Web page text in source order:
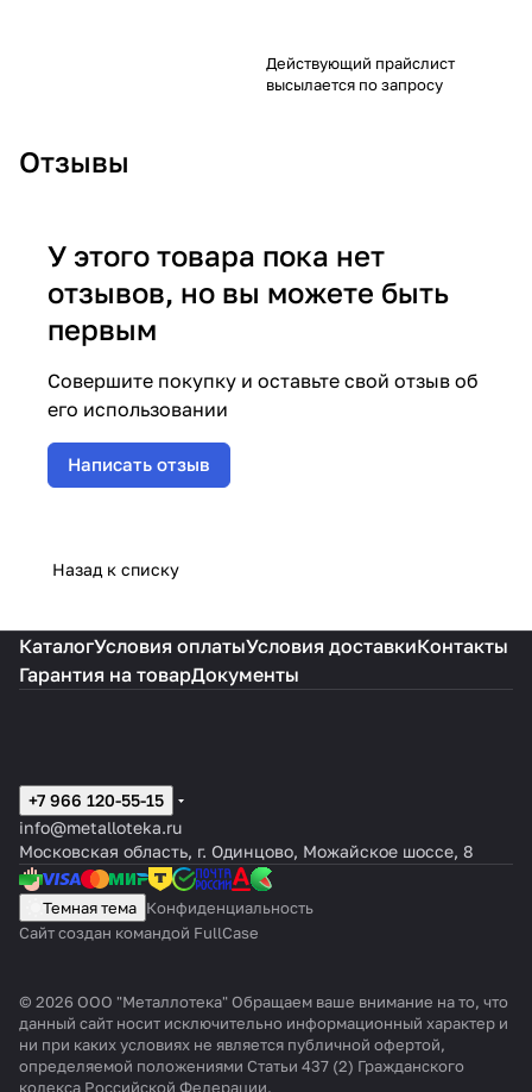
Действующий прайслист
высылается по запросу
Отзывы
У этого товара пока нет
отзывов, но вы можете быть
первым
Совершите покупку и оставьте свой отзыв об
его использовании
Написать отзыв
Назад к списку
КаталогУсловия оплатыУсловия доставкиКонтакты
Гарантия на товарДокументы
+7 966 120-55-15
info@metalloteka.ru
Московская область, г. Одинцово, Можайское шоссе, 8
Темная тема Конфиденциальность
Сайт создан командой FullCase
© 2026 ООО "Металлотека" Обращаем ваше внимание на то, что
данный сайт носит исключительно информационный характер и
ни при каких условиях не является публичной офертой,
определяемой положениями Статьи 437 (2) Гражданского
кодекса Российской Федерации.